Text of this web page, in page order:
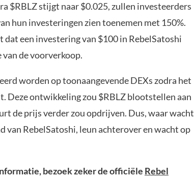
$RBLZ stijgt naar $0.025, zullen investeerders
hun investeringen zien toenemen met 150%.
een investering van $100 in RebelSatoshi
de voorverkoop.
worden op toonaangevende DEXs zodra het
Deze ontwikkeling zou $RBLZ blootstellen aan
de prijs verder zou opdrijven. Dus, waar wacht
van RebelSatoshi, leun achterover en wacht op
bezoek zeker de officiële Rebel